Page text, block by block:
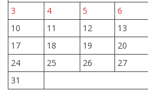
3
4 5 6
10
11 12 13
17
18 19 20
24
25 26 27
31